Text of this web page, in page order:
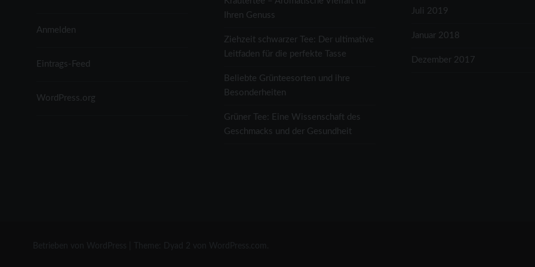
Laktogene Kräuter, die in…
Ihren Genuss
Ziehzeit schwarzer Tee: Der ultimative
Leitfaden für die perfekte Tasse
Beliebte Grünteesorten und ihre
Besonderheiten
Grüner Tee: Eine Wissenschaft des
Geschmacks und der Gesundheit
Juli 2019
Januar 2018
Dezember 2017
Anmelden
Eintrags-Feed
WordPress.org